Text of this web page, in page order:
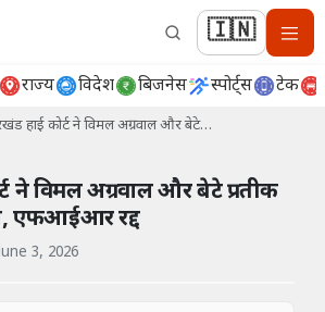
🇮🇳
राज्य विदेश बिजनेस स्पोर्ट्स टेक
हाई कोर्ट ने विमल अग्रवाल और बेटे…
ने विमल अग्रवाल और बेटे प्रतीक
एफआईआर रद्द
3, 2026